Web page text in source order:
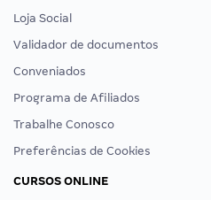
Loja Social
Validador de documentos
Conveniados
Programa de Afiliados
Trabalhe Conosco
Preferências de Cookies
CURSOS ONLINE